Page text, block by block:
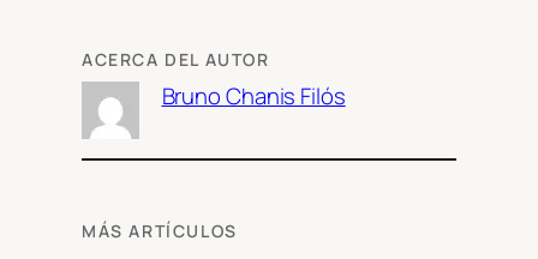
ACERCA DEL AUTOR
Bruno Chanis Filós
MÁS ARTÍCULOS